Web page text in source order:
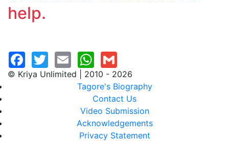
help.
© Kriya Unlimited | 2010 - 2026
Tagore's Biography
Contact Us
Video Submission
Acknowledgements
Privacy Statement